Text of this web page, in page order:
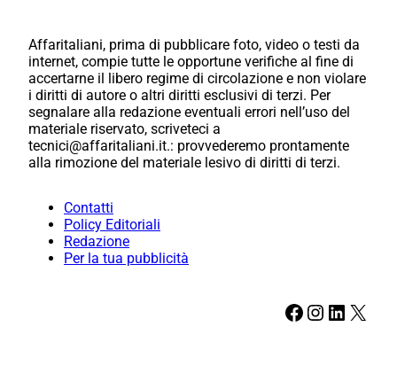
Affaritaliani, prima di pubblicare foto, video o testi da
internet, compie tutte le opportune verifiche al fine di
accertarne il libero regime di circolazione e non violare
i diritti di autore o altri diritti esclusivi di terzi. Per
segnalare alla redazione eventuali errori nell’uso del
materiale riservato, scriveteci a
tecnici@affaritaliani.it.: provvederemo prontamente
alla rimozione del materiale lesivo di diritti di terzi.
Contatti
Policy Editoriali
Redazione
Per la tua pubblicità
Facebook Instagram LinkedIn X